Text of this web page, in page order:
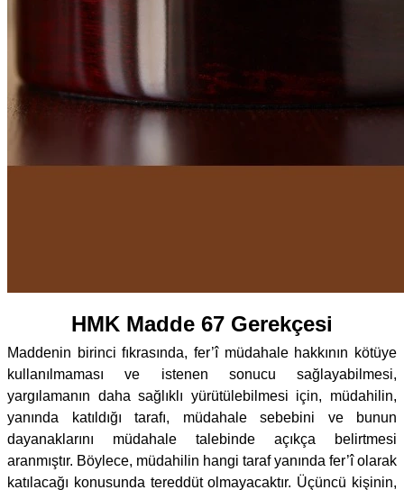
HMK Madde 67 Gerekçesi
Maddenin birinci fıkrasında, fer’î müdahale hakkının kötüye
kullanılmaması ve istenen sonucu sağlayabilmesi,
yargılamanın daha sağlıklı yürütülebilmesi için, müdahilin,
yanında katıldığı tarafı, müdahale sebebini ve bunun
dayanaklarını müdahale talebinde açıkça belirtmesi
aranmıştır. Böylece, müdahilin hangi taraf yanında fer’î olarak
katılacağı konusunda tereddüt olmayacaktır. Üçüncü kişinin,